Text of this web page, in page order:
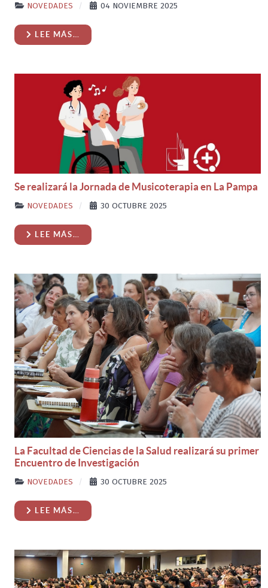
NOVEDADES 04 NOVIEMBRE 2025
LEE MÁS…
Se realizará la Jornada de Musicoterapia en La Pampa
NOVEDADES 30 OCTUBRE 2025
LEE MÁS…
La Facultad de Ciencias de la Salud realizará su primer
Encuentro de Investigación
NOVEDADES 30 OCTUBRE 2025
LEE MÁS…